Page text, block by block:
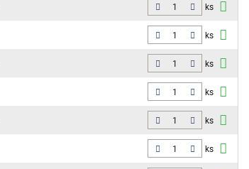
ks
ks
ks
ks
ks
ks